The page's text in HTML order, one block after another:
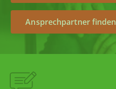
Ansprechpartner finden